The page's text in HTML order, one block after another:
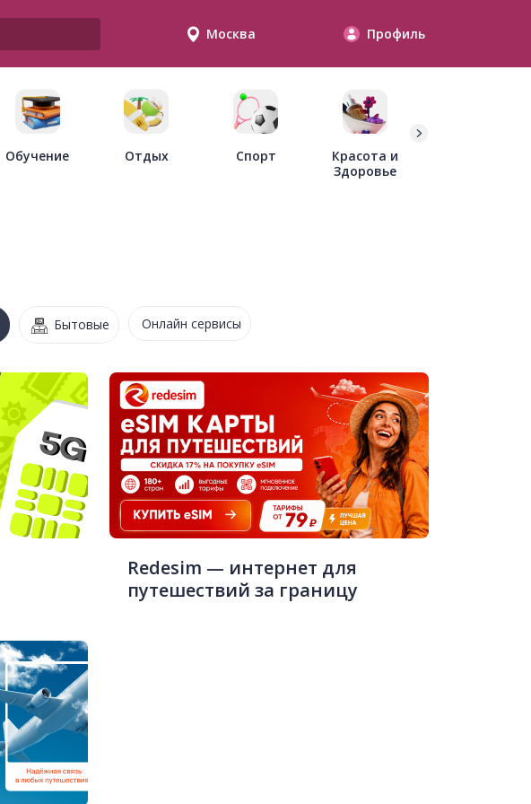
Москва Профиль
Обучение Отдых Спорт
Красота и
Здоровье
Бытовые Онлайн сервисы
Redesim — интернет для
путешествий за границу